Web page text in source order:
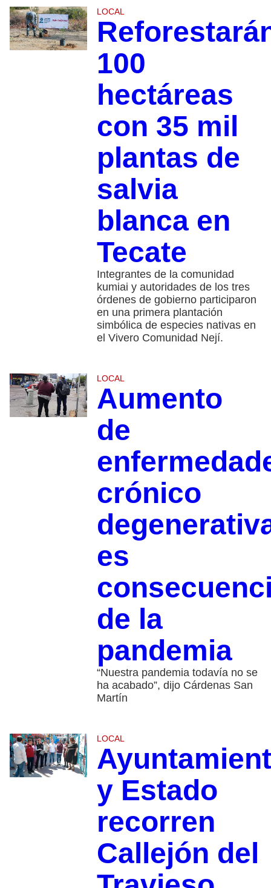
LOCAL
100
hectáreas
con 35 mil
plantas de
salvia
blanca en
Tecate
Integrantes de la comunidad
kumiai y autoridades de los tres
órdenes de gobierno participaron
en una primera plantación
simbólica de especies nativas en
el Vivero Comunidad Nejí.
LOCAL
Aumento
de
crónico
es
de la
pandemia
“Nuestra pandemia todavía no se
ha acabado”, dijo Cárdenas San
Martín
LOCAL
y Estado
recorren
Callejón del